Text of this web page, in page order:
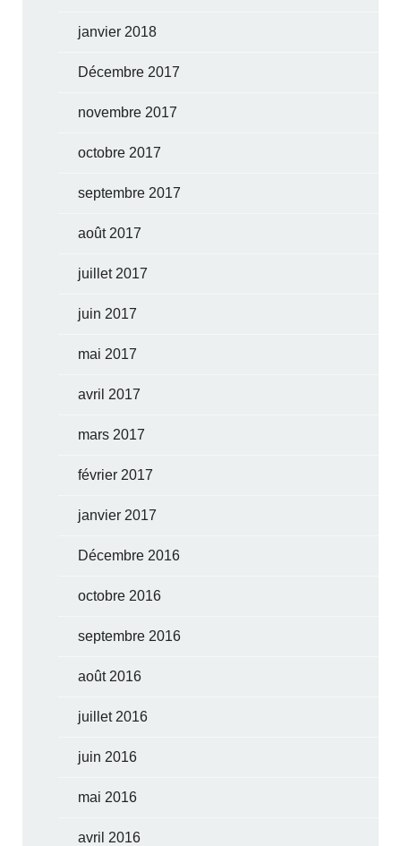
janvier 2018
Décembre 2017
novembre 2017
octobre 2017
septembre 2017
août 2017
juillet 2017
juin 2017
mai 2017
avril 2017
mars 2017
février 2017
janvier 2017
Décembre 2016
octobre 2016
septembre 2016
août 2016
juillet 2016
juin 2016
mai 2016
avril 2016